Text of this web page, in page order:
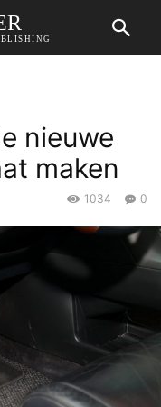
nieuwe
maken
0
1034